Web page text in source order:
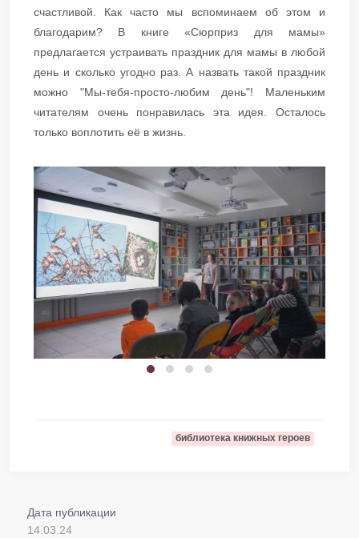
счастливой. Как часто мы вспоминаем об этом и
благодарим? В книге «Сюрприз для мамы»
предлагается устраивать праздник для мамы в любой
день и сколько угодно раз. А назвать такой праздник
можно "Мы-тебя-просто-любим день"! Маленьким
читателям очень понравилась эта идея. Осталось
только воплотить её в жизнь.
библиотека книжных героев
Дата публикации
14.03.24